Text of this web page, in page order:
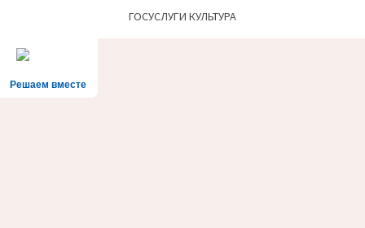
ГОСУСЛУГИ КУЛЬТУРА
Решаем вместе